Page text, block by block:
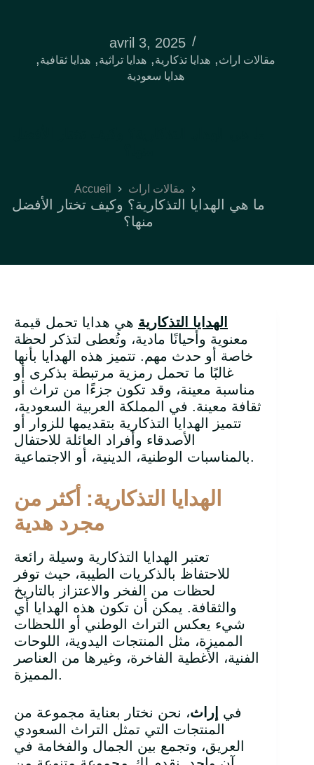
avril 3, 2025
مقالات اراث, هدايا تذكارية, هدايا تراثية, هدايا ثقافية,
هدايا سعودية
Accueil مقالات اراث
ما هي الهدايا التذكارية؟ وكيف تختار الأفضل
منها؟
الهدايا التذكارية هي هدايا تحمل قيمة
معنوية وأحيانًا مادية، وتُعطى لتذكر لحظة
خاصة أو حدث مهم. تتميز هذه الهدايا بأنها
غالبًا ما تحمل رمزية مرتبطة بذكرى أو
مناسبة معينة، وقد تكون جزءًا من تراث أو
ثقافة معينة. في المملكة العربية السعودية،
تتميز الهدايا التذكارية بتقديمها للزوار أو
الأصدقاء وأفراد العائلة للاحتفال
بالمناسبات الوطنية، الدينية، أو الاجتماعية.
الهدايا التذكارية: أكثر من
مجرد هدية
تعتبر الهدايا التذكارية وسيلة رائعة
للاحتفاظ بالذكريات الطيبة، حيث توفر
لحظات من الفخر والاعتزاز بالتاريخ
والثقافة. يمكن أن تكون هذه الهدايا أي
شيء يعكس التراث الوطني أو اللحظات
المميزة، مثل المنتجات اليدوية، اللوحات
الفنية، الأغطية الفاخرة، وغيرها من العناصر
المميزة.
في إراث، نحن نختار بعناية مجموعة من
المنتجات التي تمثل التراث السعودي
العريق، وتجمع بين الجمال والفخامة في